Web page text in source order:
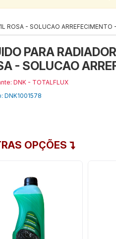
ROSA - SOLUCAO ARREFECIMENTO
PARA
- SOLUCAO
DNK - TOTALFLUX
DNK1001578
OPÇÕES